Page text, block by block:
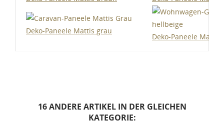
Deko-Paneele Mattis grau
Deko-Paneele Mattis
16 ANDERE ARTIKEL IN DER GLEICHEN
KATEGORIE: